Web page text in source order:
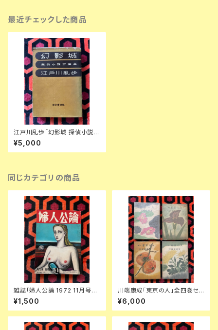
最近チェックした商品
江戸川乱歩「幻影城 探偵小説評
論集」初版 岩谷書店 亂歩
¥5,000
同じカテゴリの商品
雑誌「婦人公論 1972 11月号」
表紙:金子國義 中央公論社 澁澤
龍彦 ダリ 後藤明生 倉橋由美子
中野良子
¥1,500
川端康成「東京の人」全四巻セッ
ト 装幀:金島桂華 新潮社
¥6,000